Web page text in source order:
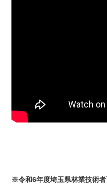
※令和6年度埼玉県林業技術